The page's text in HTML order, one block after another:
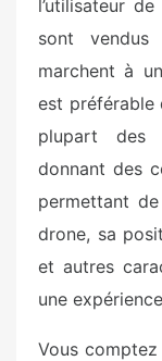
l’utilisateur
sont
marchent à
est préférable
plupart des
donnant des
permettant
drone, sa
et autres
une
Vous